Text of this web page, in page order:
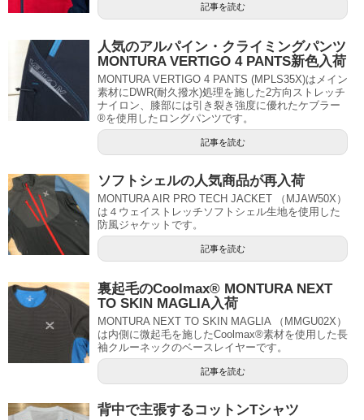
記事を読む
人気のアルパイン・クライミングパンツ
MONTURA VERTIGO 4 PANTS新色入荷
MONTURA VERTIGO 4 PANTS (MPLS35X)はメイン
素材にDWR(耐久撥水)処理を施した2方向ストレッチ
ナイロン、膝部には引き裂き強度に優れたケブラー
®を使用したロングパンツです。
記事を読む
ソフトシェルの人気商品が再入荷
MONTURA AIR PRO TECH JACKET （MJAW50X）
は４ウェイストレッチソフトシェル生地を使用した
防風ジャケットです。
記事を読む
裏起毛のCoolmax® MONTURA NEXT
TO SKIN MAGLIA入荷
MONTURA NEXT TO SKIN MAGLIA （MMGU02X）
は内側に微起毛を施したCoolmax®素材を使用した長
袖クルーネックのベースレイヤーです。
記事を読む
背中で主張するコットンTシャツ